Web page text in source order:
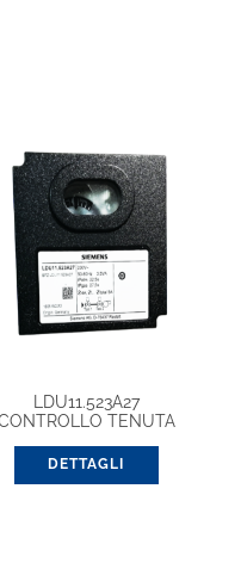
LDU11.523A27
TENUTA
DETTAGLI